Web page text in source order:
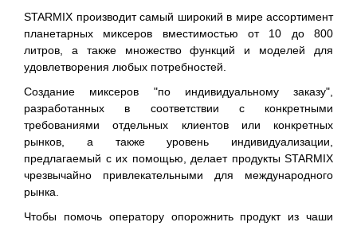
STARMIX производит самый широкий в мире ассортимент
планетарных миксеров вместимостью от 10 до 800
литров, а также множество функций и моделей для
удовлетворения любых потребностей.
Создание миксеров "по индивидуальному заказу",
разработанных в соответствии с конкретными
требованиями отдельных клиентов или конкретных
рынков, а также уровень индивидуализации,
предлагаемый с их помощью, делает продукты STARMIX
чрезвычайно привлекательными для международного
рынка.
Чтобы помочь оператору опорожнить продукт из чаши